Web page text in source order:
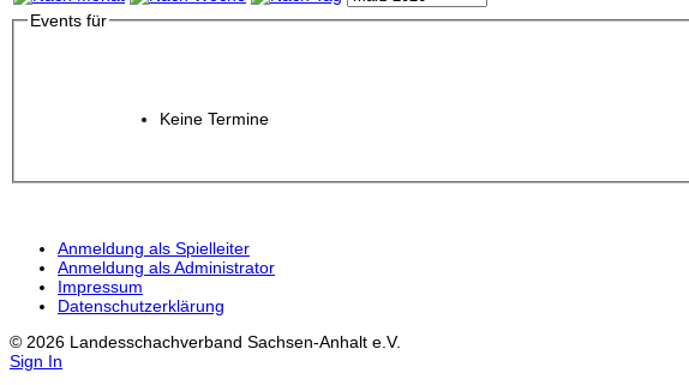
Events für
Keine Termine
Anmeldung als Spielleiter
Anmeldung als Administrator
Impressum
Datenschutzerklärung
© 2026 Landesschachverband Sachsen-Anhalt e.V.
Sign In